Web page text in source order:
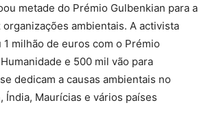
metade do Prémio Gulbenkian para a
organizações ambientais. A activista
milhão de euros com o Prémio
e 500 mil vão para
dedicam a causas ambientais no
Índia, Maurícias e vários países